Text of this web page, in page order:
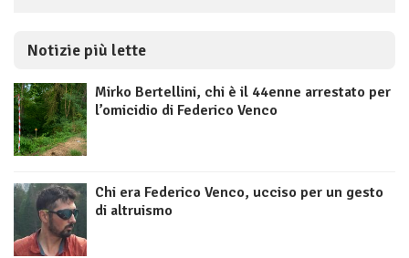
Notizie più lette
Mirko Bertellini, chi è il 44enne arrestato per
l’omicidio di Federico Venco
Chi era Federico Venco, ucciso per un gesto
di altruismo